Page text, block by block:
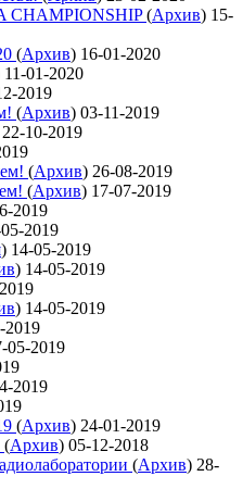
CHAMPIONSHIP(Архив) 15-
(Архив) 16-01-2020
11-01-2020
2019
(Архив) 03-11-2019
22-10-2019
(Архив) 26-08-2019
(Архив) 17-07-2019
2019
2019
) 14-05-2019
) 14-05-2019
) 14-05-2019
2019
05-2019
2019
(Архив) 24-01-2019
(Архив) 05-12-2018
(Архив) 28-